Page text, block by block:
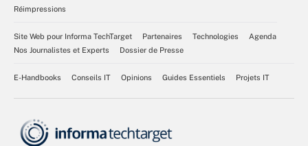
Réimpressions
Site Web pour Informa TechTarget Partenaires Technologies
Agenda
Nos Journalistes et Experts
Dossier de Presse
E-Handbooks Conseils IT Opinions Guides Essentiels Projets IT